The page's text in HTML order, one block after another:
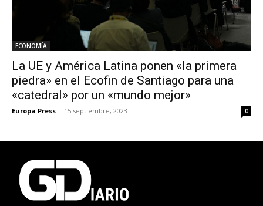
ECONOMÍA
La UE y América Latina ponen «la primera
piedra» en el Ecofin de Santiago para una
«catedral» por un «mundo mejor»
Europa Press - 15 septiembre, 2023 0